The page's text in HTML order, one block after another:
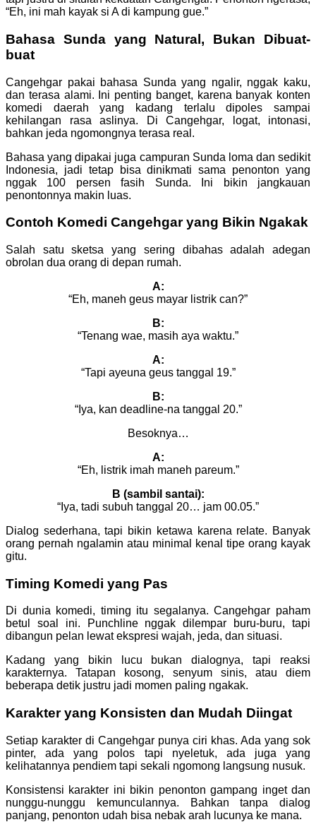
“Eh, ini mah kayak si A di kampung gue.”
Bahasa Sunda yang Natural, Bukan Dibuat-
buat
Cangehgar pakai bahasa Sunda yang ngalir, nggak kaku,
dan terasa alami. Ini penting banget, karena banyak konten
komedi daerah yang kadang terlalu dipoles sampai
kehilangan rasa aslinya. Di Cangehgar, logat, intonasi,
bahkan jeda ngomongnya terasa real.
Bahasa yang dipakai juga campuran Sunda loma dan sedikit
Indonesia, jadi tetap bisa dinikmati sama penonton yang
nggak 100 persen fasih Sunda. Ini bikin jangkauan
penontonnya makin luas.
Contoh Komedi Cangehgar yang Bikin Ngakak
Salah satu sketsa yang sering dibahas adalah adegan
obrolan dua orang di depan rumah.
A:
“Eh, maneh geus mayar listrik can?”
B:
“Tenang wae, masih aya waktu.”
A:
“Tapi ayeuna geus tanggal 19.”
B:
“Iya, kan deadline-na tanggal 20.”
Besoknya…
A:
“Eh, listrik imah maneh pareum.”
B (sambil santai):
“Iya, tadi subuh tanggal 20… jam 00.05.”
Dialog sederhana, tapi bikin ketawa karena relate. Banyak
orang pernah ngalamin atau minimal kenal tipe orang kayak
gitu.
Timing Komedi yang Pas
Di dunia komedi, timing itu segalanya. Cangehgar paham
betul soal ini. Punchline nggak dilempar buru-buru, tapi
dibangun pelan lewat ekspresi wajah, jeda, dan situasi.
Kadang yang bikin lucu bukan dialognya, tapi reaksi
karakternya. Tatapan kosong, senyum sinis, atau diem
beberapa detik justru jadi momen paling ngakak.
Karakter yang Konsisten dan Mudah Diingat
Setiap karakter di Cangehgar punya ciri khas. Ada yang sok
pinter, ada yang polos tapi nyeletuk, ada juga yang
kelihatannya pendiem tapi sekali ngomong langsung nusuk.
Konsistensi karakter ini bikin penonton gampang inget dan
nunggu-nunggu kemunculannya. Bahkan tanpa dialog
panjang, penonton udah bisa nebak arah lucunya ke mana.